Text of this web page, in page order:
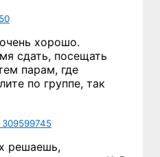
хорошо.
сдать, посещать
парам, где
по группе, так
309599745
решаешь,